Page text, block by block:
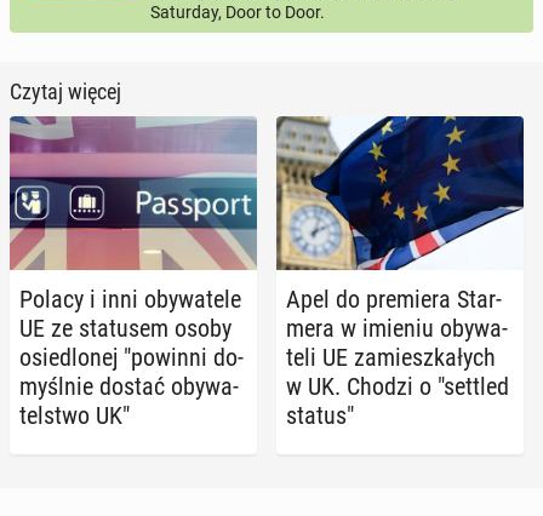
Saturday, Door to Door.
Czytaj więcej
Polacy i inni oby­wa­te­le
UE ze sta­tu­sem osoby
osie­dlo­nej "powinni do­
myśl­nie dostać oby­wa­
tel­stwo UK"
Apel do pre­mie­ra Star­
me­ra w imieniu oby­wa­
te­li UE za­miesz­ka­łych
w UK. Chodzi o "settled
status"